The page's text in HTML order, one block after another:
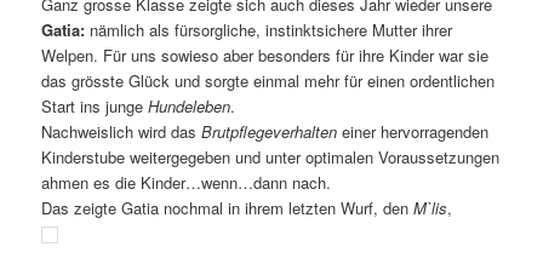
Gatia: nämlich als fürsorgliche, instinktsichere Mutter ihrer
Welpen. Für uns sowieso aber besonders für ihre Kinder war sie
das grösste Glück und sorgte einmal mehr für einen ordentlichen
Start ins jungeHundeleben.
Nachweislich wird dasBrutpflegeverhalten einer hervorragenden
Kinderstube weitergegeben und unter optimalen Voraussetzungen
ahmen es die Kinder…wenn…dann nach.
Das zeigte Gatia nochmal in ihrem letzten Wurf, denM`lis,